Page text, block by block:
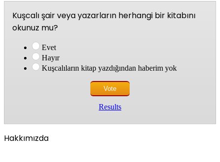
Kuşcalı şair veya yazarların herhangi bir kitabını
okunuz mu?
Evet
Hayır
Kuşcalıların kitap yazdığından haberim yok
Results
Hakkımızda